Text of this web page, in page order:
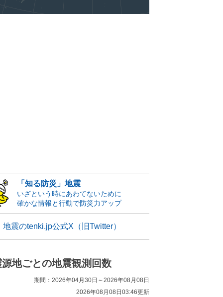
「知る防災」地震
いざという時にあわてないために
確かな情報と行動で防災力アップ
地震のtenki.jp公式X（旧Twitter）
源地ごとの地震観測回数
期間：2026年04月30日～2026年08月08日
2026年08月08日03:46更新